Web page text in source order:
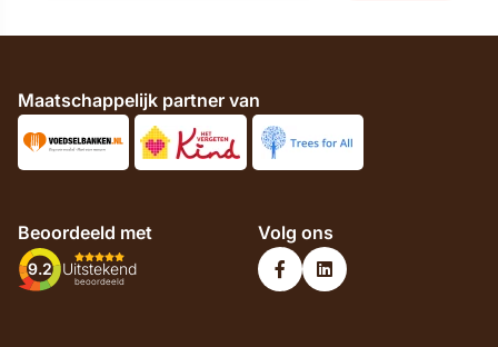
Maatschappelijk partner van
Beoordeeld met
9.2 Uitstekend
beoordeeld
Volg ons